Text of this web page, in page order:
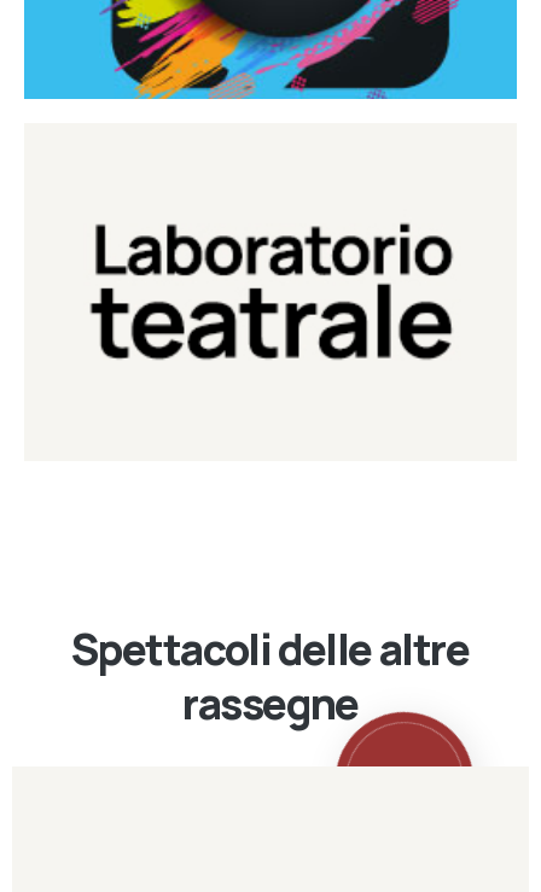
Laboratorio Teatrale
Laboratorio di teatro del Teatro Eduardo de Filippo
Continua
Spettacoli delle altre
rassegne